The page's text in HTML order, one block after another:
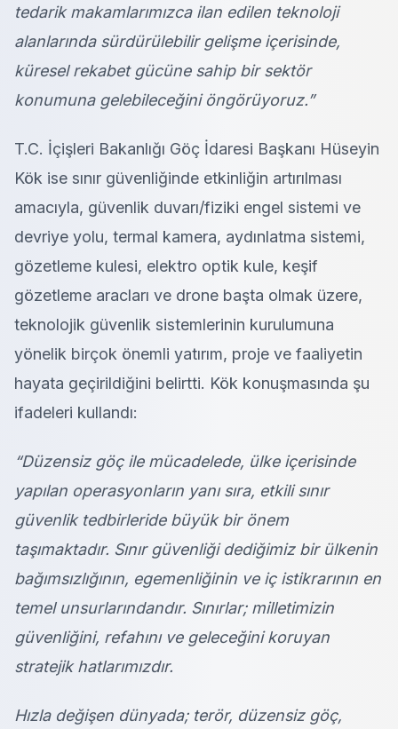
tedarik makamlarımızca ilan edilen teknoloji
alanlarında sürdürülebilir gelişme içerisinde,
küresel rekabet gücüne sahip bir sektör
konumuna gelebileceğini öngörüyoruz.”
T.C. İçişleri Bakanlığı Göç İdaresi Başkanı Hüseyin
Kök ise sınır güvenliğinde etkinliğin artırılması
amacıyla, güvenlik duvarı/fiziki engel sistemi ve
devriye yolu, termal kamera, aydınlatma sistemi,
gözetleme kulesi, elektro optik kule, keşif
gözetleme aracları ve drone başta olmak üzere,
teknolojik güvenlik sistemlerinin kurulumuna
yönelik birçok önemli yatırım, proje ve faaliyetin
hayata geçirildiğini belirtti. Kök konuşmasında şu
ifadeleri kullandı:
“Düzensiz göç ile mücadelede, ülke içerisinde
yapılan operasyonların yanı sıra, etkili sınır
güvenlik tedbirleride büyük bir önem
taşımaktadır. Sınır güvenliği dediğimiz bir ülkenin
bağımsızlığının, egemenliğinin ve iç istikrarının en
temel unsurlarındandır. Sınırlar; milletimizin
güvenliğini, refahını ve geleceğini koruyan
stratejik hatlarımızdır.
Hızla değişen dünyada; terör, düzensiz göç,